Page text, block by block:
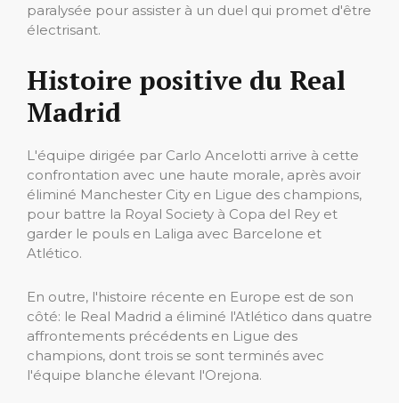
paralysée pour assister à un duel qui promet d'être
électrisant.
Histoire positive du Real
Madrid
L'équipe dirigée par Carlo Ancelotti arrive à cette
confrontation avec une haute morale, après avoir
éliminé Manchester City en Ligue des champions,
pour battre la Royal Society à Copa del Rey et
garder le pouls en Laliga avec Barcelone et
Atlético.
En outre, l'histoire récente en Europe est de son
côté: le Real Madrid a éliminé l'Atlético dans quatre
affrontements précédents en Ligue des
champions, dont trois se sont terminés avec
l'équipe blanche élevant l'Orejona.